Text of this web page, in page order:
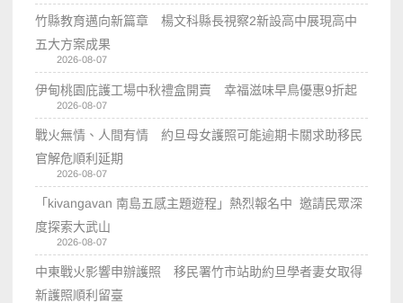
竹縣教育邁向新篇章 楊文科縣長視察2新設高中展現高中
五大方案成果
2026-08-07
伊甸桃園庇護工場中秋禮盒開賣 幸福滋味早鳥優惠9折起
2026-08-07
戰火無情、人間有情 約旦母女護照可能逾期卡關求助移民
官解危順利延期
2026-08-07
「kivangavan 南島五感主題遊程」熱烈報名中 邀請民眾深
度探索大武山
2026-08-07
中東戰火影響申辦護照 移民署竹市站助約旦學者妻女取得
新護照順利留臺